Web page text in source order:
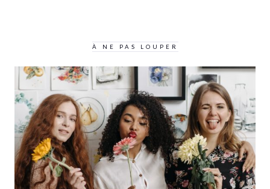
À NE PAS LOUPER